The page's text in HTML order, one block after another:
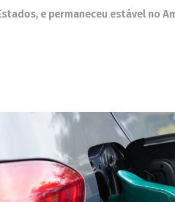
e permaneceu estável no